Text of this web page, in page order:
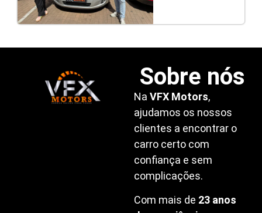
Sobre nós
NaVFX Motors,
ajudamos os nossos
clientes a encontrar o
carro certo com
confiança e sem
complicações.
Com mais de 23 anos